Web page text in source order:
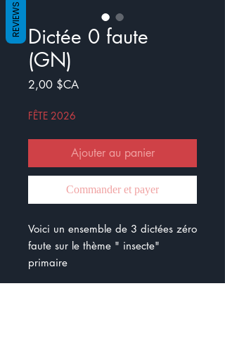
Dictée 0 faute
(GN)
2,00 $CAPrix
FÊTE 2026
Ajouter au panier
Commander et payer
Voici un ensemble de 3 dictées zéro
faute sur le thème " insecte"
primaire
REVIEWS